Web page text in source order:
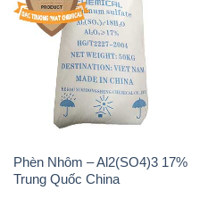
Phèn Nhôm – Al2(SO4)3 17%
Trung Quốc China